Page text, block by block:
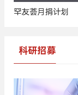
罕友荟月捐计划
科研招募